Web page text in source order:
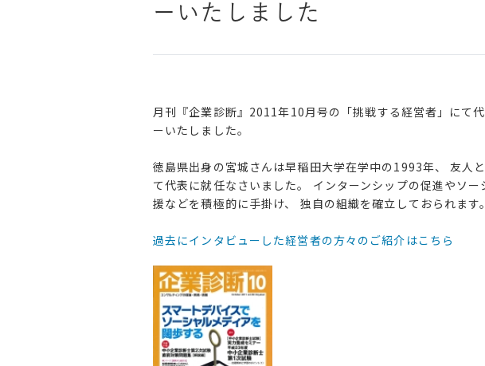
ーいたしました
月刊『企業診断』2011年10月号の「挑戦する経営者」に
ーいたしました。
徳島県出身の宮城さんは早稲田大学在学中の1993年、 友人
て代表に就任なさいました。 インターンシップの促進やソ
援などを積極的に手掛け、 独自の組織を確立しておられます。
過去にインタビューした経営者の方々のご紹介はこちら